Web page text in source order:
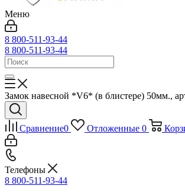
Меню
8 800-511-93-44
8 800-511-93-44
Замок навесной *V6* (в блистере) 50мм.,
Сравнение0 Отложенные 0
Телефоны
8 800-511-93-44